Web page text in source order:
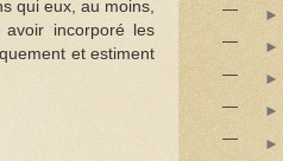
qui eux, au moins,
incorporé les
et estiment
►
►
►
►
►